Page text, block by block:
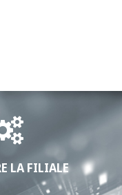
LA FILIALE